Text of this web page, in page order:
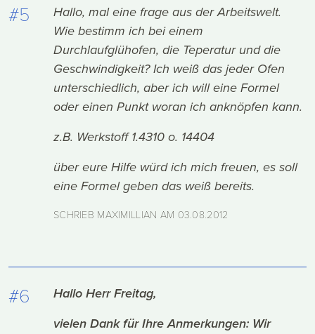
#5
Hallo, mal eine frage aus der Arbeitswelt.
Wie bestimm ich bei einem
Durchlaufglühofen, die Teperatur und die
Geschwindigkeit? Ich weiß das jeder Ofen
unterschiedlich, aber ich will eine Formel
oder einen Punkt woran ich anknöpfen kann.
z.B. Werkstoff 1.4310 o. 14404
über eure Hilfe würd ich mich freuen, es soll
eine Formel geben das weiß bereits.
SCHRIEB MAXIMILLIAN AM 03.08.2012
#6
Hallo Herr Freitag,
vielen Dank für Ihre Anmerkungen: Wir